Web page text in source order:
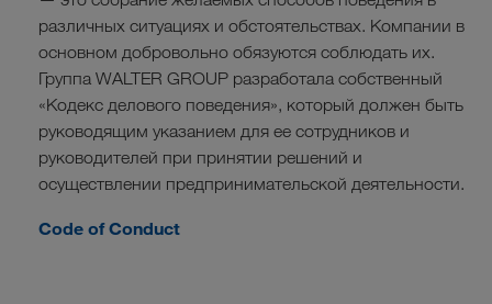
различных ситуациях и обстоятельствах. Компании в
основном добровольно обязуются соблюдать их.
Группа WALTER GROUP разработала собственный
«Кодекс делового поведения», который должен быть
руководящим указанием для ее сотрудников и
руководителей при принятии решений и
осуществлении предпринимательской деятельности.
Code of Conduct